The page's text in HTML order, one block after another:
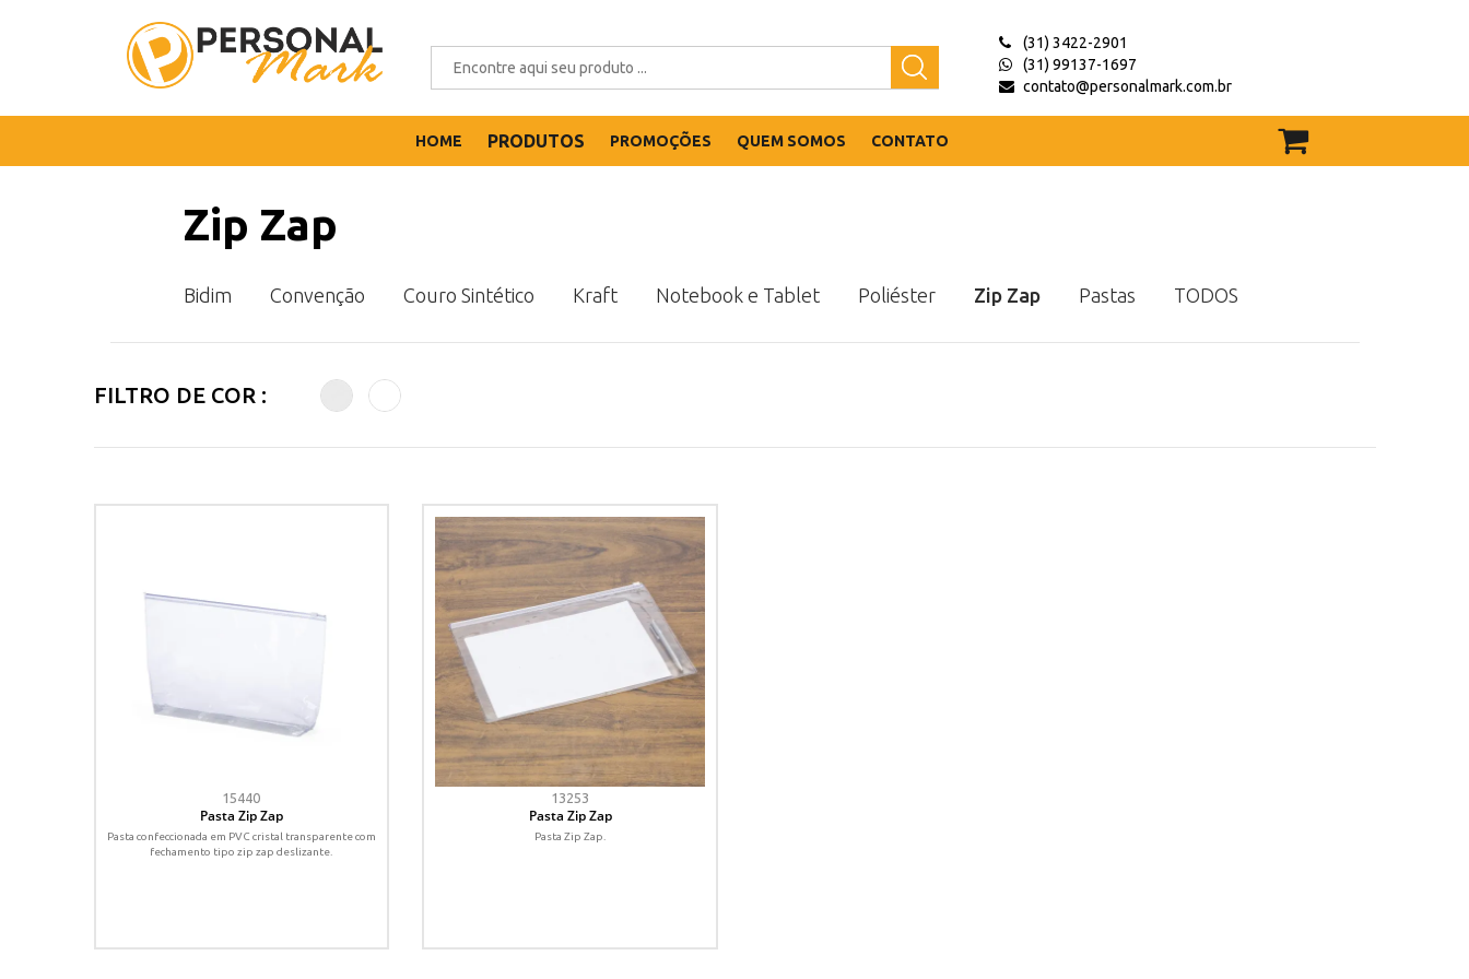
(31) 3422-2901
(31) 99137-1697
contato@personalmark.com.br
HOME PRODUTOS PROMOÇÕES QUEM SOMOS CONTATO
Zip Zap
Bidim Convenção Couro Sintético Kraft Notebook e Tablet Poliéster Zip Zap Pastas TODOS
FILTRO DE COR :
15440
Pasta Zip Zap
Pasta confeccionada em PVC cristal transparente com
fechamento tipo zip zap deslizante.
13253
Pasta Zip Zap
Pasta Zip Zap.